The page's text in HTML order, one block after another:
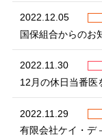
2022.12.05
国保組合からのお
2022.11.30
12月の休日当番医
2022.11.29
有限会社ケイ・デ